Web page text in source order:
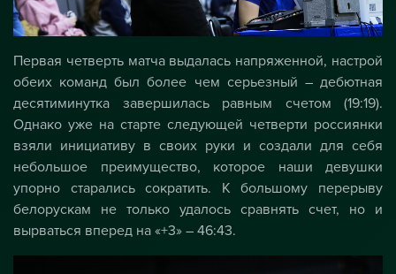
Первая четверть матча выдалась напряженной, настрой
обеих команд был более чем серьезный – дебютная
десятиминутка завершилась равным счетом (19:19).
Однако уже на старте следующей четверти россиянки
взяли инициативу в своих руки и создали для себя
небольшое преимущество, которое наши девушки
упорно старались сократить. К большому перерыву
белорускам не только удалось сравнять счет, но и
вырваться вперед на «+3» – 46:43.